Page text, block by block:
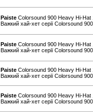
Paiste Colorsound 900 Heavy Hi-Hat
Важкий хай-хет серії Colorsound
Paiste Colorsound 900 Heavy Hi-Hat
Важкий хай-хет серії Colorsound
Paiste Colorsound 900 Heavy Hi-Hat
Важкий хай-хет серії Colorsound
Paiste Colorsound 900 Heavy Hi-Hat
Важкий хай-хет серії Colorsound